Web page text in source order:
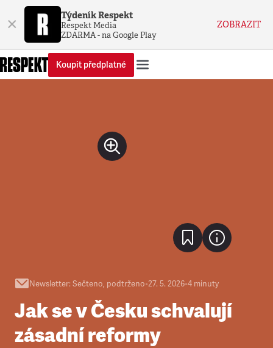
× Týdeník Respekt
Respekt Media
ZDARMA - na Google Play
ZOBRAZIT
Koupit předplatné
Newsletter: Sečteno, podtrženo•27. 5. 2026•4 minuty
Jak se v Česku schvalují
zásadní reformy